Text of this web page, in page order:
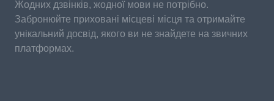
Жодних дзвінків, жодної мови не потрібно.
Забронюйте приховані місцеві місця та отримайте
унікальний досвід, якого ви не знайдете на звичних
платформах.